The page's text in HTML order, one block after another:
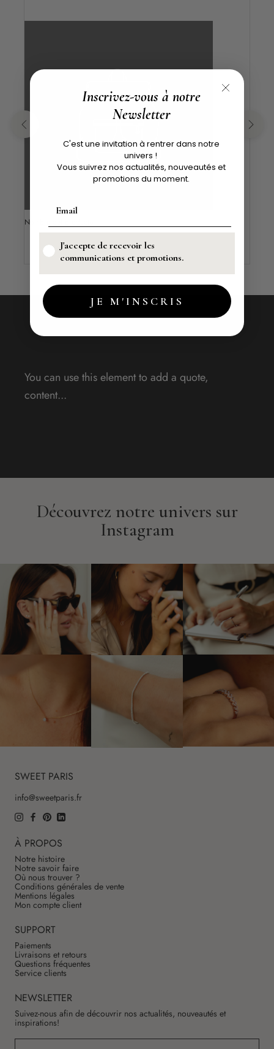
Nombre del producto
You can use this element to add a quote,
content...
Découvrez notre univers sur
Instagram
SWEET PARIS
info@sweetparis.fr
À PROPOS
Notre histoire
Notre savoir faire
Où nous trouver ?
Conditions générales de vente
Mentions légales
Mon compte client
SUPPORT
Paiements
Livraisons et retours
Questions fréquentes
Service clients
NEWSLETTER
Suivez-nous afin de découvrir nos actualités, nouveautés et
inspirations!
Inscrivez-vous à notre
Newsletter
C'est une invitation à rentrer dans notre
univers !
Vous suivrez nos actualités, nouveautés et
promotions du moment.
J'accepte de recevoir les
communications et promotions.
JE M'INSCRIS